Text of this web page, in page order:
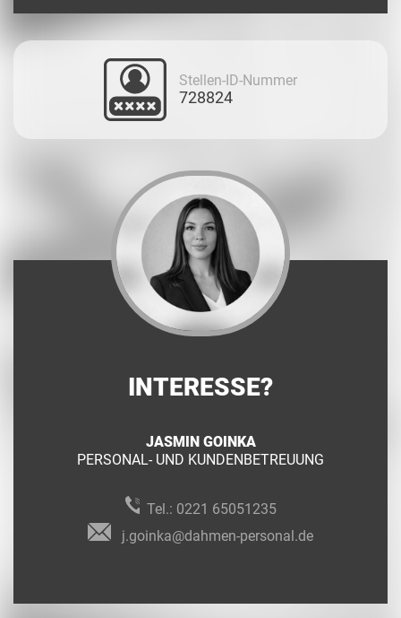
Stellen-ID-Nummer
728824
INTERESSE?
JASMIN GOINKA
PERSONAL- UND KUNDENBETREUUNG
Tel.: 0221 65051235
j.goinka@dahmen-personal.de